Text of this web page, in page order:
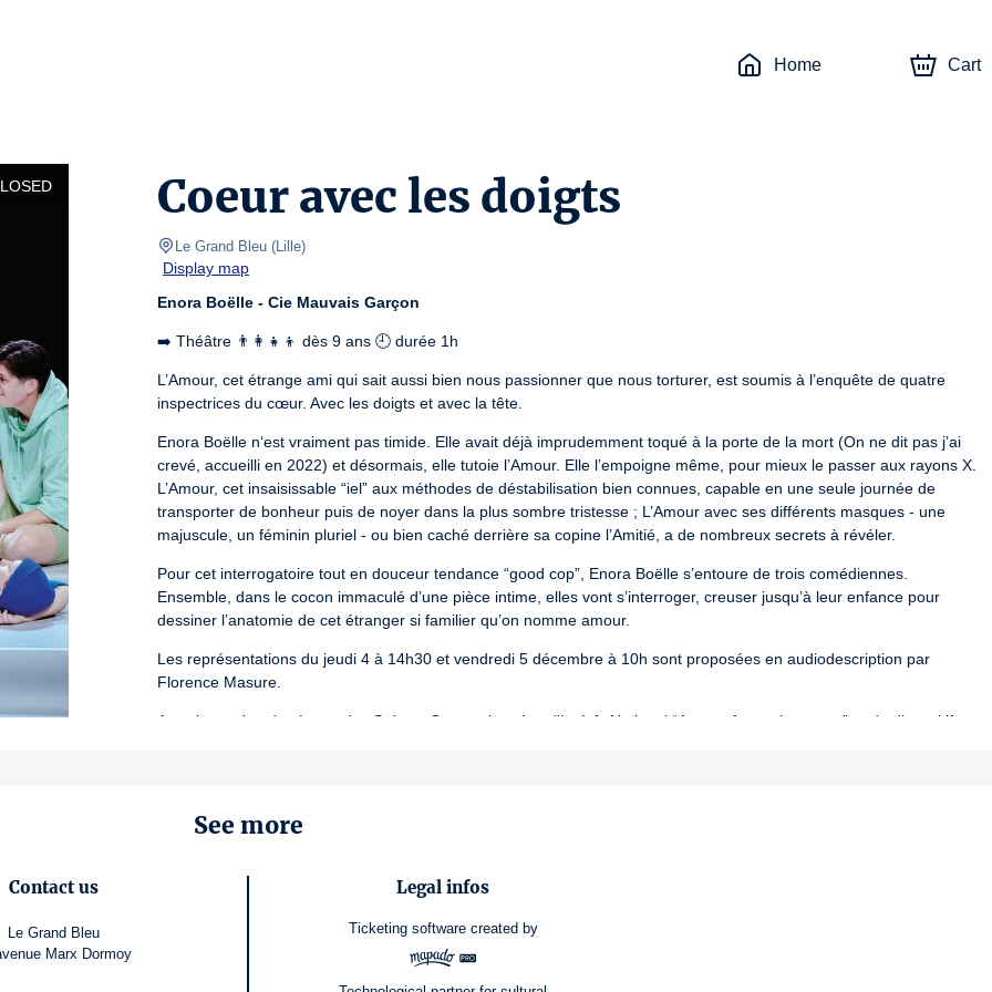
Home Cart
Coeur avec les doigts
Le Grand Bleu (Lille)
Display map
Enora Boëlle - Cie Mauvais Garçon
➡️ Théâtre 👨‍👩‍👧‍👦 dès 9 ans 🕘 durée 1h
L’Amour, cet étrange ami qui sait aussi bien nous passionner que nous torturer, est soumis à l’enquête de quatre
inspectrices du cœur. Avec les doigts et avec la tête.
Enora Boëlle n‘est vraiment pas timide. Elle avait déjà imprudemment toqué à la porte de la mort (On ne dit pas j’ai
crevé, accueilli en 2022) et désormais, elle tutoie l’Amour. Elle l’empoigne même, pour mieux le passer aux rayons X.
L’Amour, cet insaisissable “iel” aux méthodes de déstabilisation bien connues, capable en une seule journée de
transporter de bonheur puis de noyer dans la plus sombre tristesse ; L’Amour avec ses différents masques - une
majuscule, un féminin pluriel - ou bien caché derrière sa copine l’Amitié, a de nombreux secrets à révéler.
Pour cet interrogatoire tout en douceur tendance “good cop”, Enora Boëlle s’entoure de trois comédiennes.
Ensemble, dans le cocon immaculé d’une pièce intime, elles vont s’interroger, creuser jusqu’à leur enfance pour
dessiner l’anatomie de cet étranger si familier qu’on nomme amour.
Les représentations du jeudi 4 à 14h30 et vendredi 5 décembre à 10h sont proposées en audiodescription par
Florence Masure.
Avec le soutien du réseau des Scènes Conventionnées d'Intérêt National “Arts, enfance, jeunesse” et du dispositif
See more
Contact us
Le Grand Bleu
Marx Dormoy
Legal infos
Ticketing software created by